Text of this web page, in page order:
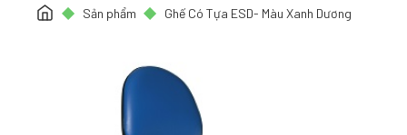
Sản phẩm Ghế Có Tựa ESD- Màu Xanh Dương